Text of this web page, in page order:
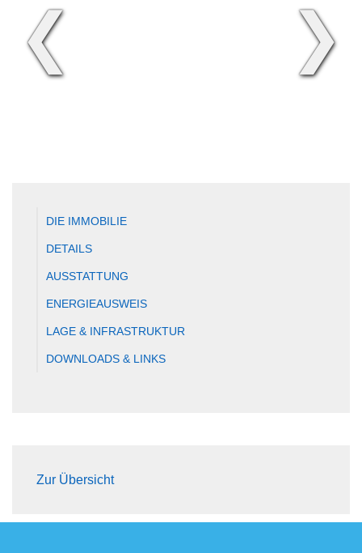
❮ ❯
DIE IMMOBILIE
DETAILS
AUSSTATTUNG
ENERGIEAUSWEIS
LAGE & INFRASTRUKTUR
DOWNLOADS & LINKS
Zur Übersicht